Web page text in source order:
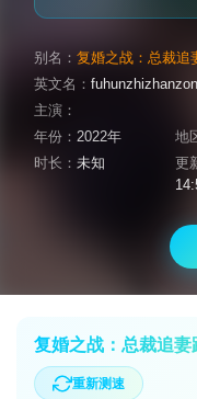
别名： 复婚之战：总裁追
英文名：
主演：
年份： 2022年 地
时长： 未知 更
复婚之战：总裁追
重新测速